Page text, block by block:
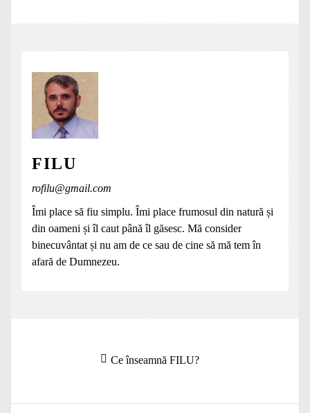
FILU
rofilu@gmail.com
Îmi place să fiu simplu. Îmi place frumosul din natură și
din oameni și îl caut până îl găsesc. Mă consider
binecuvântat și nu am de ce sau de cine să mă tem în
afară de Dumnezeu.
Articolul
Ce înseamnă FILU?